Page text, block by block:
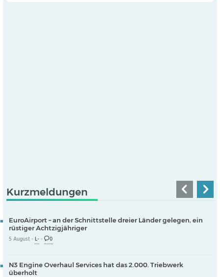
Kurzmeldungen
EuroAirport – an der Schnittstelle dreier Länder gelegen, ein
rüstiger Achtzigjähriger
5 August -L-- 0
N3 Engine Overhaul Services hat das 2.000. Triebwerk
überholt